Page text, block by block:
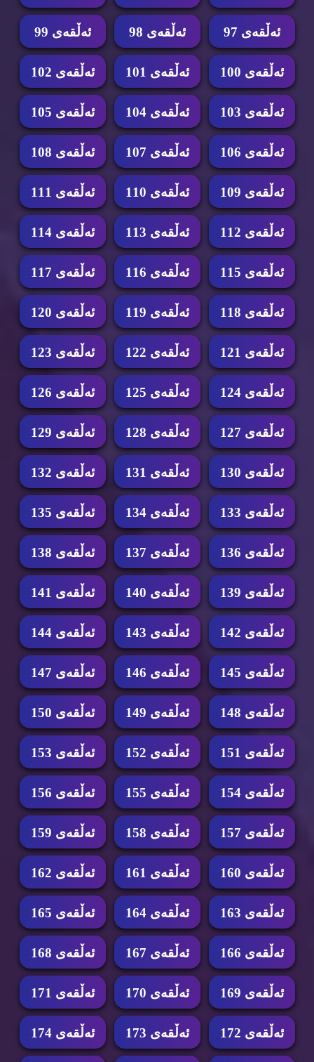
ئه‌ڵقه‌ی 97 ئه‌ڵقه‌ی 98 ئه‌ڵقه‌ی 99
ئه‌ڵقه‌ی 100 ئه‌ڵقه‌ی 101 ئه‌ڵقه‌ی 102
ئه‌ڵقه‌ی 103 ئه‌ڵقه‌ی 104 ئه‌ڵقه‌ی 105
ئه‌ڵقه‌ی 106 ئه‌ڵقه‌ی 107 ئه‌ڵقه‌ی 108
ئه‌ڵقه‌ی 109 ئه‌ڵقه‌ی 110 ئه‌ڵقه‌ی 111
ئه‌ڵقه‌ی 112 ئه‌ڵقه‌ی 113 ئه‌ڵقه‌ی 114
ئه‌ڵقه‌ی 115 ئه‌ڵقه‌ی 116 ئه‌ڵقه‌ی 117
ئه‌ڵقه‌ی 118 ئه‌ڵقه‌ی 119 ئه‌ڵقه‌ی 120
ئه‌ڵقه‌ی 121 ئه‌ڵقه‌ی 122 ئه‌ڵقه‌ی 123
ئه‌ڵقه‌ی 124 ئه‌ڵقه‌ی 125 ئه‌ڵقه‌ی 126
ئه‌ڵقه‌ی 127 ئه‌ڵقه‌ی 128 ئه‌ڵقه‌ی 129
ئه‌ڵقه‌ی 130 ئه‌ڵقه‌ی 131 ئه‌ڵقه‌ی 132
ئه‌ڵقه‌ی 133 ئه‌ڵقه‌ی 134 ئه‌ڵقه‌ی 135
ئه‌ڵقه‌ی 136 ئه‌ڵقه‌ی 137 ئه‌ڵقه‌ی 138
ئه‌ڵقه‌ی 139 ئه‌ڵقه‌ی 140 ئه‌ڵقه‌ی 141
ئه‌ڵقه‌ی 142 ئه‌ڵقه‌ی 143 ئه‌ڵقه‌ی 144
ئه‌ڵقه‌ی 145 ئه‌ڵقه‌ی 146 ئه‌ڵقه‌ی 147
ئه‌ڵقه‌ی 148 ئه‌ڵقه‌ی 149 ئه‌ڵقه‌ی 150
ئه‌ڵقه‌ی 151 ئه‌ڵقه‌ی 152 ئه‌ڵقه‌ی 153
ئه‌ڵقه‌ی 154 ئه‌ڵقه‌ی 155 ئه‌ڵقه‌ی 156
ئه‌ڵقه‌ی 157 ئه‌ڵقه‌ی 158 ئه‌ڵقه‌ی 159
ئه‌ڵقه‌ی 160 ئه‌ڵقه‌ی 161 ئه‌ڵقه‌ی 162
ئه‌ڵقه‌ی 163 ئه‌ڵقه‌ی 164 ئه‌ڵقه‌ی 165
ئه‌ڵقه‌ی 166 ئه‌ڵقه‌ی 167 ئه‌ڵقه‌ی 168
ئه‌ڵقه‌ی 169 ئه‌ڵقه‌ی 170 ئه‌ڵقه‌ی 171
ئه‌ڵقه‌ی 172 ئه‌ڵقه‌ی 173 ئه‌ڵقه‌ی 174